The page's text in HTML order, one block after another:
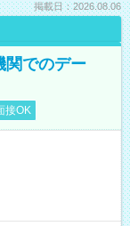
掲載日：2026.08.06
関でのデー
接OK